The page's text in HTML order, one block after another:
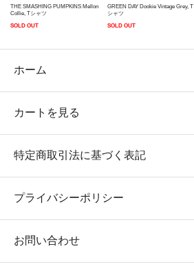
THE SMASHING PUMPKINS Mellon
Collie, Tシャツ
SOLD OUT
GREEN DAY Dookie Vintage Grey, T
シャツ
SOLD OUT
ホーム
カートを見る
特定商取引法に基づく表記
プライバシーポリシー
お問い合わせ